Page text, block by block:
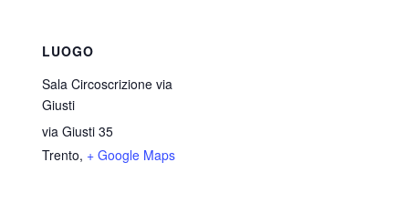
LUOGO
Sala Circoscrizione via
Giusti
via Giusti 35
Trento, + Google Maps